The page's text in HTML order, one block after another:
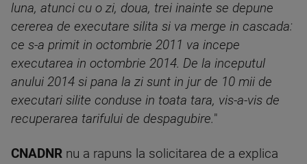
luna, atunci cu o zi, doua, trei inainte se depune
cererea de executare silita si va merge in cascada:
ce s-a primit in octombrie 2011 va incepe
executarea in octombrie 2014. De la inceputul
anului 2014 si pana la zi sunt in jur de 10 mii de
executari silite conduse in toata tara, vis-a-vis de
recuperarea tarifului de despagubire."
CNADNR nu a rapuns la solicitarea de a explica